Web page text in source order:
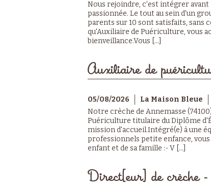
Nous rejoindre, c'est intégrer
passionnée. Le tout au sein d'un
parents sur 10 sont satisfaits, sans
qu'Auxiliaire de Puériculture, vous
bienveillance.Vous [...]
Auxiliaire de
05/08/2026 La Maison Bleue
Notre crèche de Annemasse
Puériculture titulaire du Diplôme
mission d'accueil.Intégré(e) à une
professionnels petite enfance, vous
enfant et de sa famille :- V [...]
Direct[eur] de crèche